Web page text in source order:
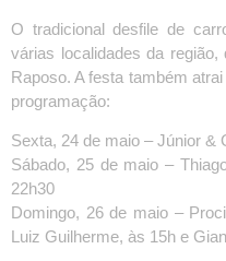
O tradicional desfile de
várias localidades da
Raposo. A festa também
programação:
Sexta, 24 de maio – Júnior &
Sábado, 25 de maio –
22h30
Domingo, 26 de maio –
Luiz Guilherme, às 15h e